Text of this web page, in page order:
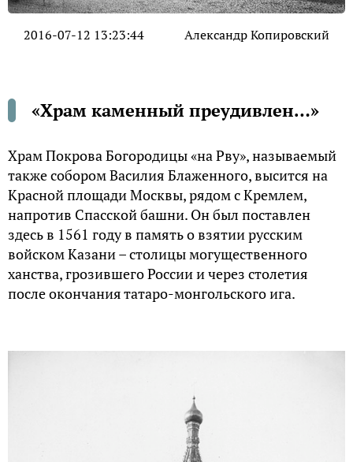
2016-07-12 13:23:44 Александр Копировский
«Храм каменный преудивлен…»
Храм Покрова Богородицы «на Рву», называемый
также собором Василия Блаженного, высится на
Красной площади Москвы, рядом с Кремлем,
напротив Спасской башни. Он был поставлен
здесь в 1561 году в память о взятии русским
войском Казани – столицы могущественного
ханства, грозившего России и через столетия
после окончания татаро-монгольского ига.